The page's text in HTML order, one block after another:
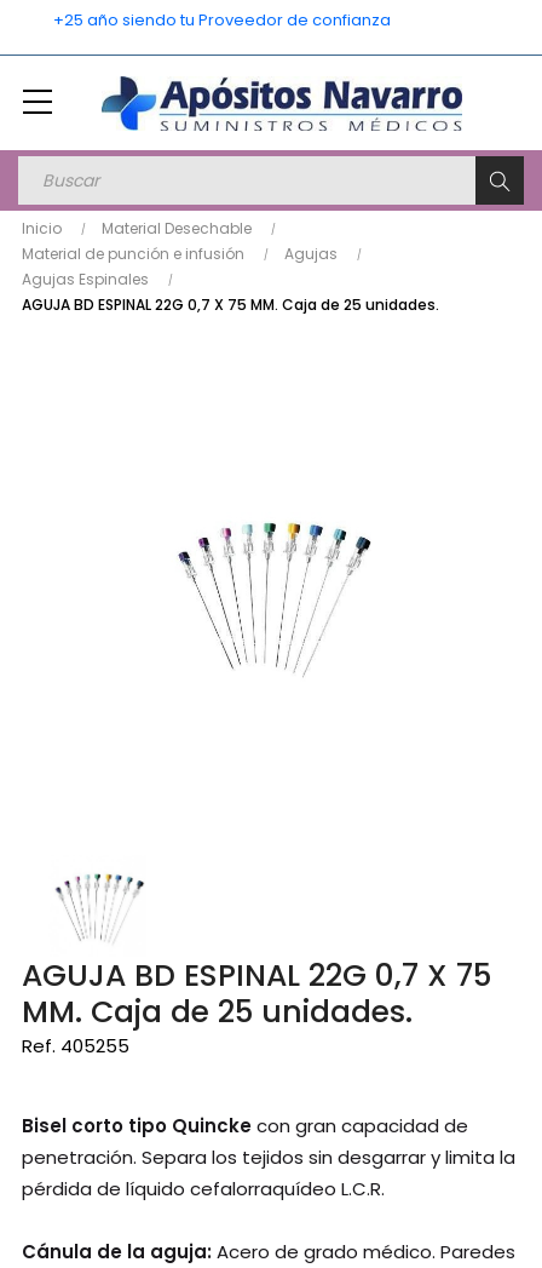
    +25 año siendo tu Proveedor de confianza
Inicio
Material Desechable
Material de punción e infusión
Agujas
Agujas Espinales
AGUJA BD ESPINAL 22G 0,7 X 75 MM. Caja de 25 unidades.
AGUJA BD ESPINAL 22G 0,7 X 75
MM. Caja de 25 unidades.
Ref. 405255
Bisel corto tipo Quinckecon gran capacidad de
penetración. Separa los tejidos sin desgarrar y limita la
pérdida de líquido cefalorraquídeo L.C.R.
Cánula de la aguja:Acero de grado médico. Paredes